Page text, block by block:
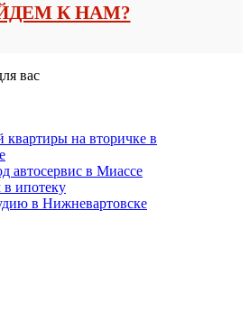
К НАМ?
вас
на вторичке в
автосервис в Миассе
ипотеку
в Нижневартовске